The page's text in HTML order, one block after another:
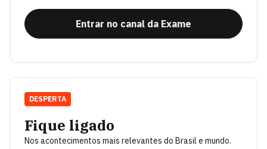
Entrar no canal da Exame
Fique ligado
Nos acontecimentos mais relevantes do Brasil e mundo.
DESPERTA